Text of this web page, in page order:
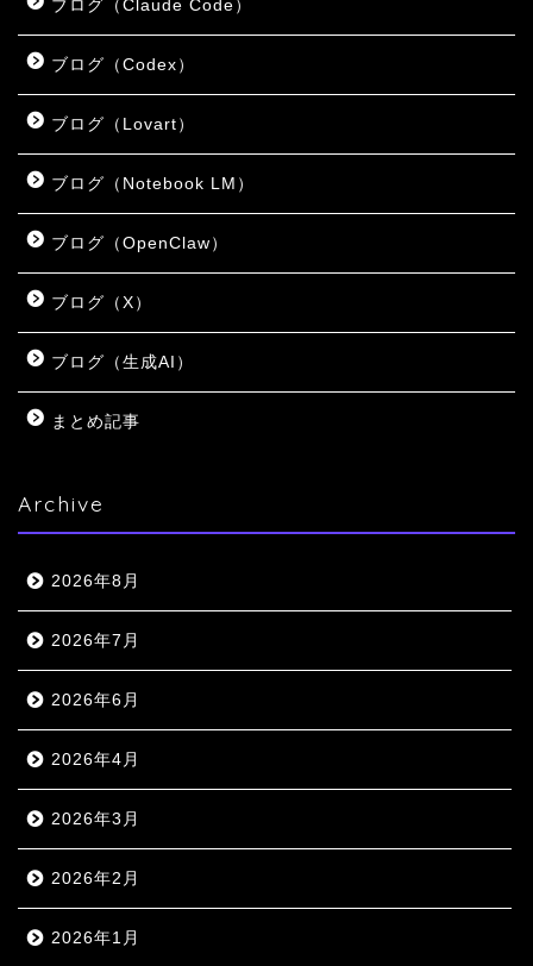
ブログ（Claude Code）
ブログ（Codex）
ブログ（Lovart）
ブログ（Notebook LM）
ブログ（OpenClaw）
ブログ（X）
ブログ（生成AI）
まとめ記事
Archive
2026年8月
2026年7月
2026年6月
2026年4月
2026年3月
2026年2月
2026年1月